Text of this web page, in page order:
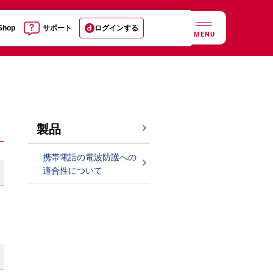
サポート ログインする
MENU
製品
携帯電話の電波防護への
適合性について